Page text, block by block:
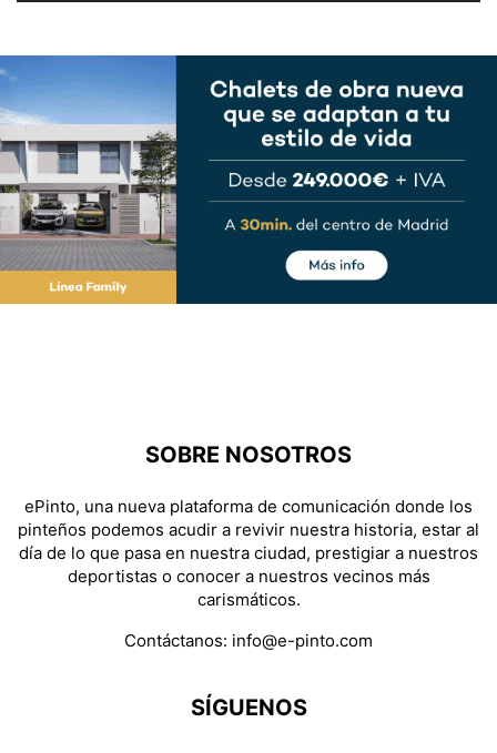
SOBRE NOSOTROS
ePinto, una nueva plataforma de comunicación donde los
pinteños podemos acudir a revivir nuestra historia, estar al
día de lo que pasa en nuestra ciudad, prestigiar a nuestros
deportistas o conocer a nuestros vecinos más
carismáticos.
Contáctanos: info@e-pinto.com
SÍGUENOS